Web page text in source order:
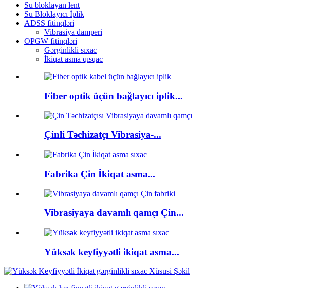
Su bloklayan lent
Su Bloklayıcı İplik
ADSS fitinqləri
Vibrasiya damperi
OPGW fitinqləri
Gərginlikli sıxac
İkiqat asma qısqac
Fiber optik üçün bağlayıcı iplik...
Çinli Təchizatçı Vibrasiya-...
Fabrika Çin İkiqat asma...
Vibrasiyaya davamlı qamçı Çin...
Yüksək keyfiyyətli ikiqat asma...